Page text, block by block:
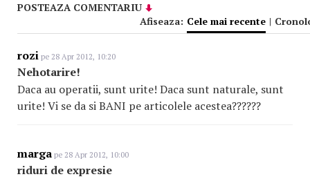
POSTEAZA COMENTARIU
Afiseaza: Cele mai recente |
rozi pe 28 Apr 2012, 10:20
Nehotarire!
Daca au operatii, sunt urite! Daca sunt naturale, sunt
urite! Vi se da si BANI pe articolele acestea??????
marga pe 28 Apr 2012, 10:00
riduri de expresie